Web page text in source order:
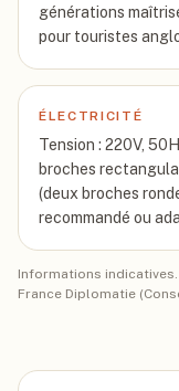
générations
pour touristes
ÉLECTRICITÉ
Tension : 220V,
broches
(deux broches
recommandé ou
Informations
France Diplomatie